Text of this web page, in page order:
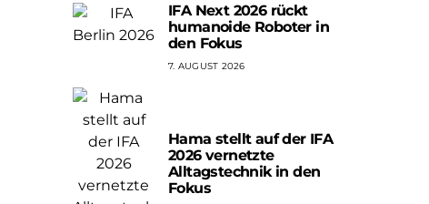
IFA Next 2026 rückt
humanoide Roboter in
den Fokus
7. AUGUST 2026
Hama stellt auf der IFA
2026 vernetzte
Alltagstechnik in den
Fokus